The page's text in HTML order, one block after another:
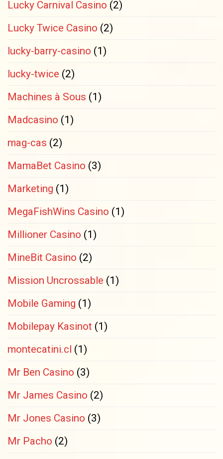
Lucky Carnival Casino (2)
Lucky Twice Casino (2)
lucky-barry-casino (1)
lucky-twice (2)
Machines à Sous (1)
Madcasino (1)
mag-cas (2)
MamaBet Casino (3)
Marketing (1)
MegaFishWins Casino (1)
Millioner Casino (1)
MineBit Casino (2)
Mission Uncrossable (1)
Mobile Gaming (1)
Mobilepay Kasinot (1)
montecatini.cl (1)
Mr Ben Casino (3)
Mr James Casino (2)
Mr Jones Casino (3)
Mr Pacho (2)